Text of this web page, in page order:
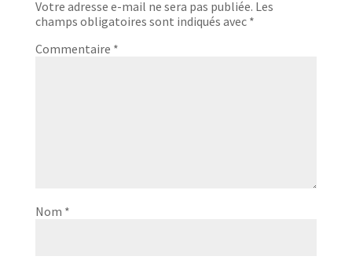
Votre adresse e-mail ne sera pas publiée. Les
champs obligatoires sont indiqués avec *
Commentaire *
Nom *